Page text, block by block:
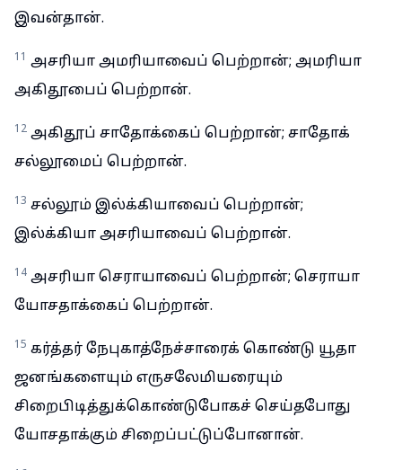
இவன்தான்.
11 அசரியா அமரியாவைப் பெற்றான்; அமரியா
அகிதூபைப் பெற்றான்.
12 அகிதூப் சாதோக்கைப் பெற்றான்; சாதோக்
சல்லூமைப் பெற்றான்.
13 சல்லூம் இல்க்கியாவைப் பெற்றான்;
இல்க்கியா அசரியாவைப் பெற்றான்.
14 அசரியா செராயாவைப் பெற்றான்; செராயா
யோசதாக்கைப் பெற்றான்.
15 கர்த்தர் நேபுகாத்நேச்சாரைக் கொண்டு யூதா
ஜனங்களையும் எருசலேமியரையும்
சிறைபிடித்துக்கொண்டுபோகச் செய்தபோது
யோசதாக்கும் சிறைப்பட்டுப்போனான்.